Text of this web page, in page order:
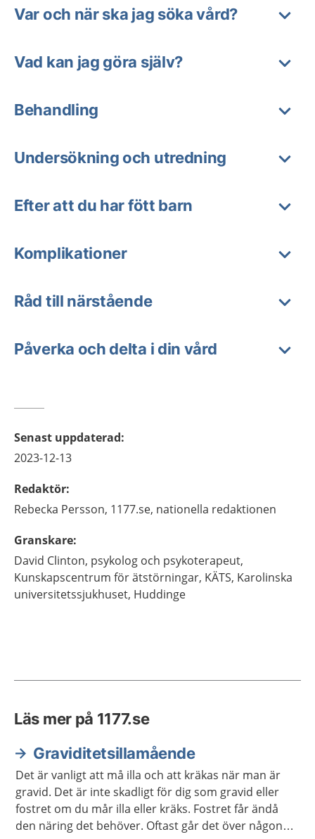
Var och när ska jag söka vård?
Vad kan jag göra själv?
Behandling
Undersökning och utredning
Efter att du har fött barn
Komplikationer
Råd till närstående
Påverka och delta i din vård
Senast uppdaterad:
2023-12-13
Redaktör:
Rebecka Persson, 1177.se, nationella redaktionen
Granskare:
David Clinton, psykolog och psykoterapeut,
Kunskapscentrum för ätstörningar, KÄTS, Karolinska
universitetssjukhuset, Huddinge
Läs mer på 1177.se
Graviditetsillamående
Det är vanligt att må illa och att kräkas när man är
gravid. Det är inte skadligt för dig som gravid eller
fostret om du mår illa eller kräks. Fostret får ändå
den näring det behöver. Oftast går det över någon